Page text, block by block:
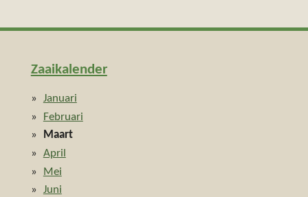
Zaaikalender
Januari
Februari
Maart
April
Mei
Juni